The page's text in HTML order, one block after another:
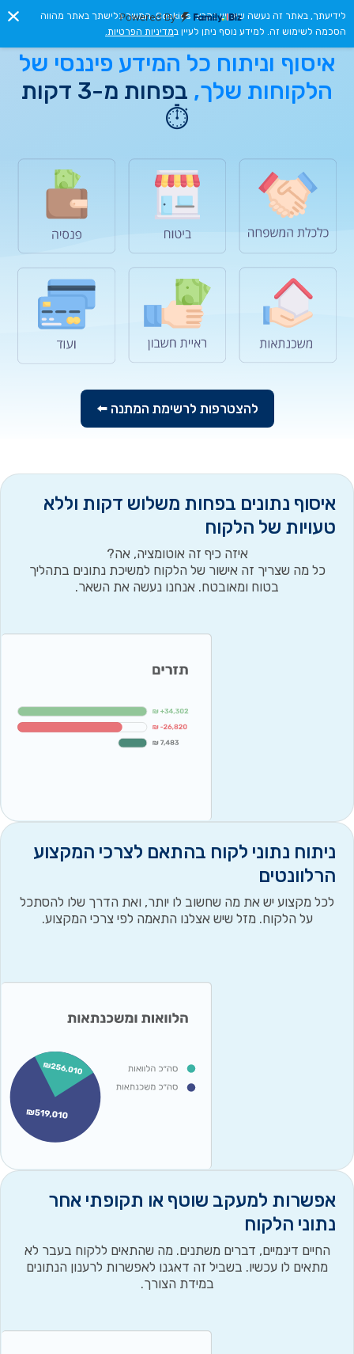
איסוף וניתוח כל המידע פיננסי של
הלקוחות שלך,
בפחות מ-3 דקות
⏱
להצטרפות לרשימת המתנה ⬅️
לידיעתך, באתר זה נעשה שימוש בקבצי Cookies. המשך גלישתך באתר מהווה
הסכמה לשימוש זה. למידע נוסף ניתן לעיין במדיניות הפרטיות.
אפשרות למעקב שוטף או תקופתי אחר
נתוני הלקוח
החיים דינמיים, דברים משתנים. מה שהתאים ללקוח בעבר לא
מתאים לו עכשיו. בשביל זה דאגנו לאפשרות לרענון הנתונים
במידת הצורך.
ניתוח נתוני לקוח בהתאם לצרכי המקצוע
הרלוונטים
לכל מקצוע יש את מה שחשוב לו יותר, ואת הדרך שלו להסתכל
על הלקוח. מזל שיש אצלנו התאמה לפי צרכי המקצוע.
איסוף נתונים בפחות משלוש דקות וללא
טעויות של הלקוח
איזה כיף זה אוטומציה, אה?
כל מה שצריך זה אישור של הלקוח למשיכת נתונים בתהליך
בטוח ומאובטח. אנחנו נעשה את השאר.